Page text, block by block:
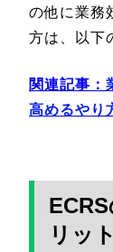
の他に業務
方は、以下
関連記事：
高めるやり
リッ